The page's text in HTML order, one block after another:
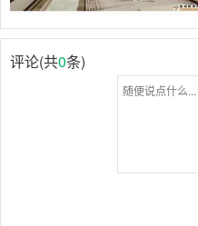
评论(共0条)